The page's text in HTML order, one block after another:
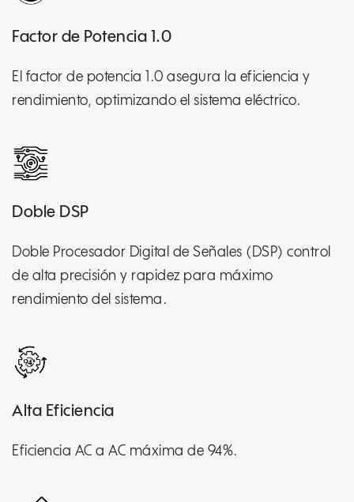
Factor de Potencia 1.0
El factor de potencia 1.0 asegura la eficiencia y
rendimiento, optimizando el sistema eléctrico.
Doble DSP
Doble Procesador Digital de Señales (DSP) control
de alta precisión y rapidez para máximo
rendimiento del sistema.
Alta Eficiencia
Eficiencia AC a AC máxima de 94%.